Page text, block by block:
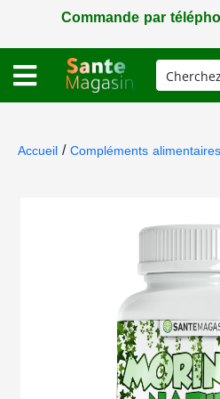
Commande par
Accueil/Compléments alimentaires